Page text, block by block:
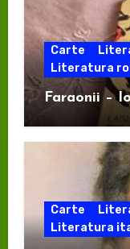
Carte
Literatura
Faraonii –
Carte
Literatura